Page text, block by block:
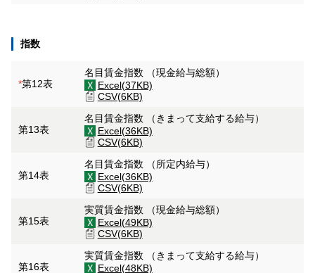
指数
*第12表
名目賃金指数 （現金給与総額）
Excel(37KB)
CSV(6KB)
第13表
名目賃金指数 （きまって支給する給与）
Excel(36KB)
CSV(6KB)
第14表
名目賃金指数 （所定内給与）
Excel(36KB)
CSV(6KB)
第15表
実質賃金指数 （現金給与総額）
Excel(49KB)
CSV(6KB)
第16表
実質賃金指数 （きまって支給する給与）
Excel(48KB)